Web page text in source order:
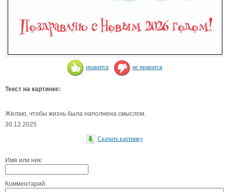
нравится не нравится
Текст на картинке:
Желаю, чтобы жизнь была наполнена смыслом.
30.12.2025
Скачать картинку
Имя или ник:
Комментарий: